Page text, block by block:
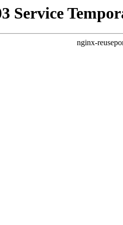
Service
nginx-